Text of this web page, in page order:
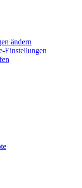
ändern
Einstel­lungen